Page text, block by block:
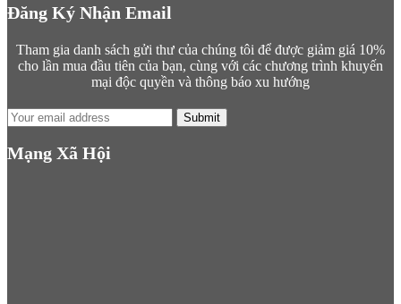
Đăng Ký Nhận Email
Tham gia danh sách gửi thư của chúng tôi để được giảm giá 10%
cho lần mua đầu tiên của bạn, cùng với các chương trình khuyến
mại độc quyền và thông báo xu hướng
Submit
Mạng Xã Hội